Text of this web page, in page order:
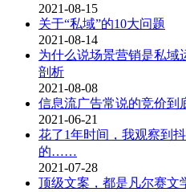
2021-08-15
关于“私域”的10大问题
2021-08-14
为什么说场景营销是私域
剖析
2021-08-08
信息流广告常说的竞价到
2021-06-21
花了1年时间，我观察到
的……
2021-07-28
顶级文案，都是凡尔赛文